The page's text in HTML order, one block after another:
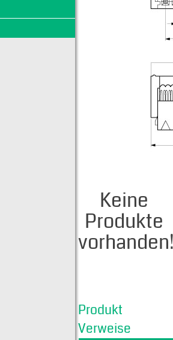
Keine
Produkte
Produkt
Verweise